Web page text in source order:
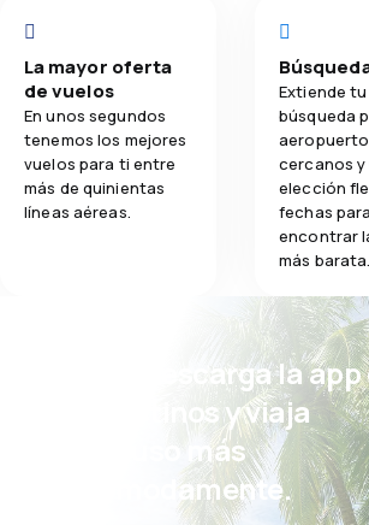
La mayor oferta
de vuelos
En unos segundos
tenemos los mejores
vuelos para ti entre
más de quinientas
líneas aéreas.
Extiende tu
búsqueda
cercanos y
elección
fechas para
encontrar
más barata.
¡Eh! Descarga la
eDestinos y viaja
incluso más
cómodamente.